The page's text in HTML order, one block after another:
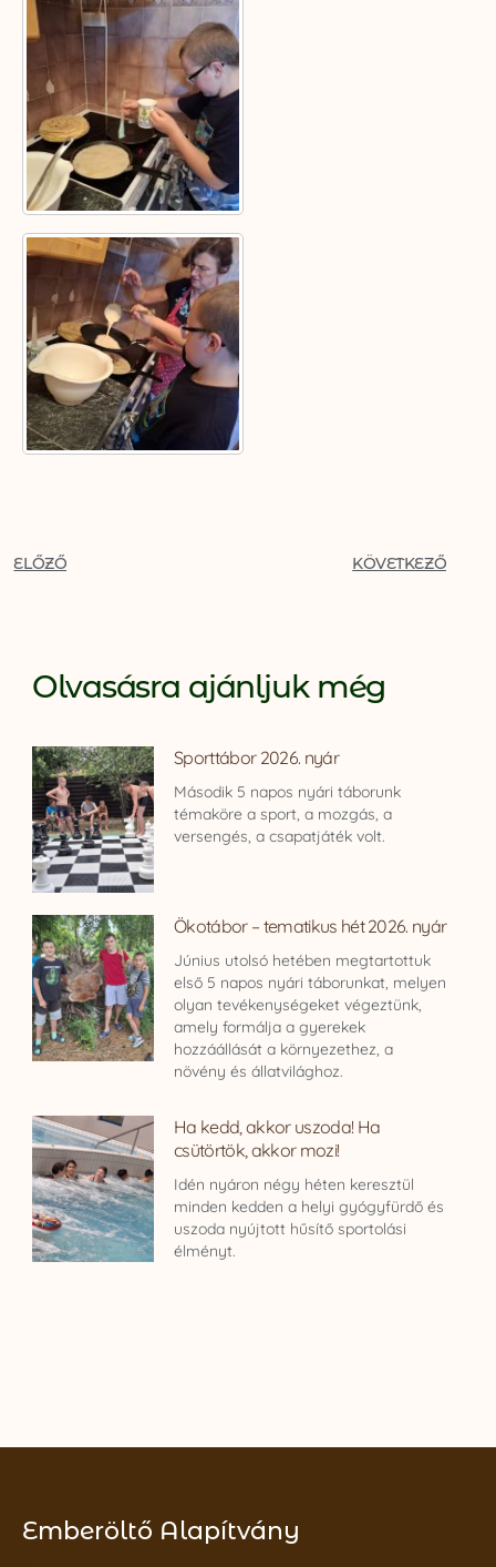
ELŐZŐ KÖVETKEZŐ
Olvasásra ajánljuk még
Sporttábor 2026. nyár
Második 5 napos nyári táborunk
témaköre a sport, a mozgás, a
versengés, a csapatjáték volt.
Ökotábor – tematikus hét 2026. nyár
Június utolsó hetében megtartottuk
első 5 napos nyári táborunkat, melyen
olyan tevékenységeket végeztünk,
amely formálja a gyerekek
hozzáállását a környezethez, a
növény és állatvilághoz.
Ha kedd, akkor uszoda! Ha
csütörtök, akkor mozi!
Idén nyáron négy héten keresztül
minden kedden a helyi gyógyfürdő és
uszoda nyújtott hűsítő sportolási
élményt.
Emberöltő Alapítvány